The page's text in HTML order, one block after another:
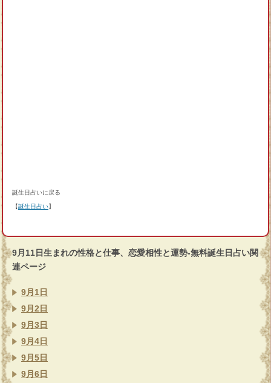
誕生日占いに戻る
【誕生日占い】
9月11日生まれの性格と仕事、恋愛相性と運勢-無料誕生日占い関
連ページ
9月1日
9月2日
9月3日
9月4日
9月5日
9月6日